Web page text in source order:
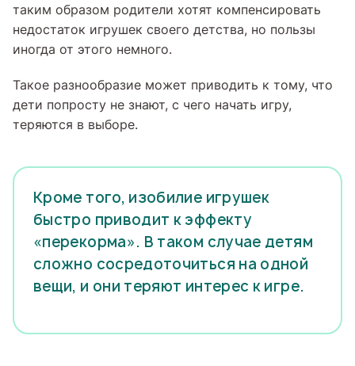
таким образом родители хотят компенсировать
недостаток игрушек своего детства, но пользы
иногда от этого немного.
Такое разнообразие может приводить к тому, что
дети попросту не знают, с чего начать игру,
теряются в выборе.
Кроме того, изобилие игрушек
быстро приводит к эффекту
«перекорма». В таком случае детям
сложно сосредоточиться на одной
вещи, и они теряют интерес к игре.